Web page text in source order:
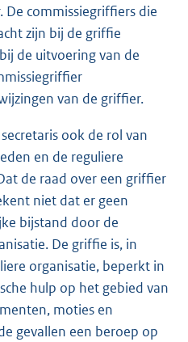
De commissiegriffiers die
zijn bij de griffie
de uitvoering van de
van de griffier.
ook de rol van
en de reguliere
de raad over een griffier
niet dat er geen
bijstand door de
De griffie is, in
organisatie, beperkt in
hulp op het gebied van
moties en
gevallen een beroep op